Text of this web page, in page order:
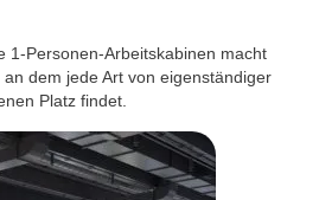
1-Personen-Arbeitskabinen macht
dem jede Art von eigenständiger
Platz findet.